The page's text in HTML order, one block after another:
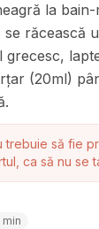
la bain-
se răcească
(20ml)
trebuie să fie
ca să nu se
min